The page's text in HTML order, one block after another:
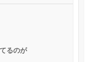
るのが